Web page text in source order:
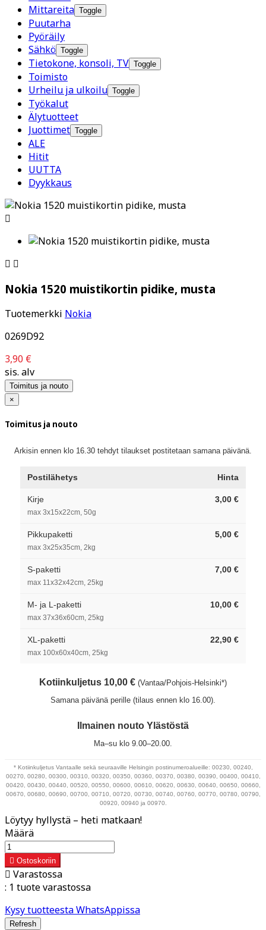
Mittareita Toggle
Puutarha
Pyöräily
Sähkö Toggle
Tietokone, konsoli, TV Toggle
Toimisto
Urheilu ja ulkoilu Toggle
Työkalut
Älytuotteet
Juottimet Toggle
ALE
Hitit
UUTTA
Dyykkaus

 
Nokia 1520 muistikortin pidike, musta
Tuotemerkki Nokia
0269D92
3,90 €
sis. alv
Toimitus ja nouto
×
Toimitus ja nouto
Arkisin ennen klo 16.30 tehdyt tilaukset postitetaan samana päivänä.
Postilähetys Hinta
Kirje
max 3x15x22cm, 50g
3,00 €
Pikkupaketti
max 3x25x35cm, 2kg
5,00 €
S-paketti
max 11x32x42cm, 25kg
7,00 €
M- ja L-paketti
max 37x36x60cm, 25kg
10,00 €
XL-paketti
max 100x60x40cm, 25kg
22,90 €
Kotiinkuljetus 10,00 € (Vantaa/Pohjois-Helsinki*)
Samana päivänä perille (tilaus ennen klo 16.00).
Ilmainen nouto Ylästöstä
Ma–su klo 9.00–20.00.
* Kotiinkuljetus Vantaalle sekä seuraaville Helsingin postinumeroalueille: 00230, 00240,
00270, 00280, 00300, 00310, 00320, 00350, 00360, 00370, 00380, 00390, 00400, 00410,
00420, 00430, 00440, 00520, 00550, 00600, 00610, 00620, 00630, 00640, 00650, 00660,
00670, 00680, 00690, 00700, 00710, 00720, 00730, 00740, 00760, 00770, 00780, 00790,
00920, 00940 ja 00970.
Löytyy hyllystä – heti matkaan!
Määrä
 Ostoskoriin
 Varastossa
: 1 tuote varastossa
Kysy tuotteesta WhatsAppissa